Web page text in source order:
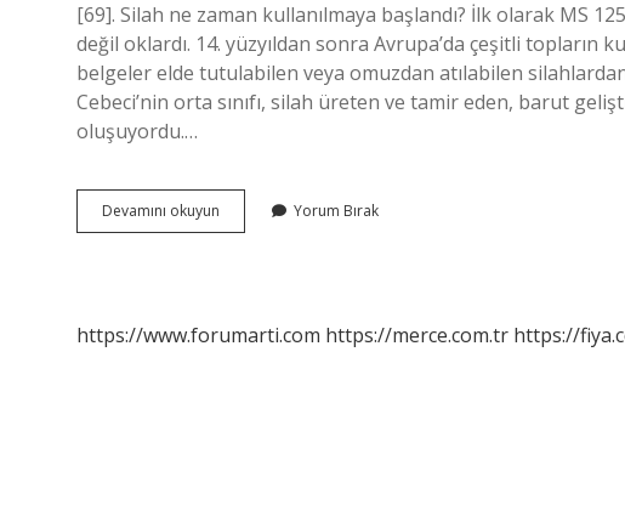
[69]. Silah ne zaman kullanılmaya başlandı? İlk olarak MS
değil oklardı. 14. yüzyıldan sonra Avrupa’da çeşitli topların
belgeler elde tutulabilen veya omuzdan atılabilen
Cebeci’nin orta sınıfı, silah üreten ve tamir eden, barut
oluşuyordu.…
Devamını okuyun Osmanlı
Ne
Yorum Bırak
https://www.forumarti.com https://merce.com.tr https://